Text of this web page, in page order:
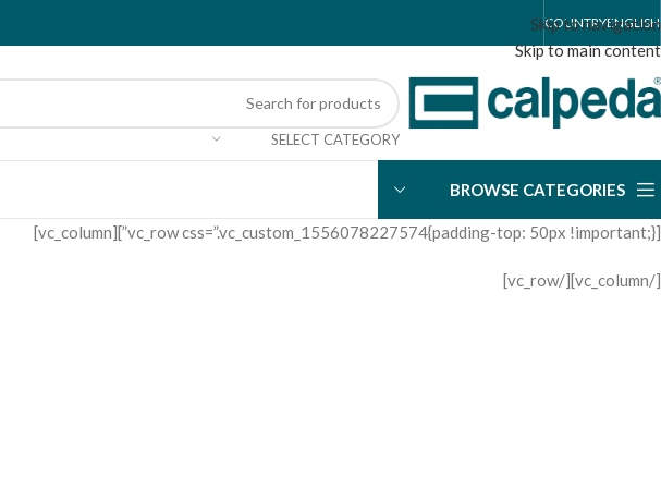
Skip to navigation
Skip to main content
ENGLISH
COUNTRY
SELECT CATEGORY
BROWSE CATEGORIES
[vc_row css=”.vc_custom_1556078227574{padding-top: 50px !important;}”][vc_column]
[/vc_column][/vc_row]